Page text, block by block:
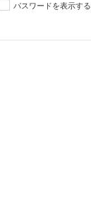
パスワードを表示する